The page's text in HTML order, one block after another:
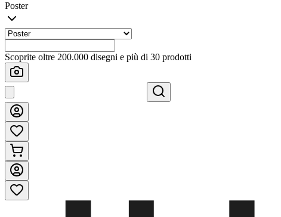
Poster
Scoprite oltre 200.000 disegni e più di 30 prodotti